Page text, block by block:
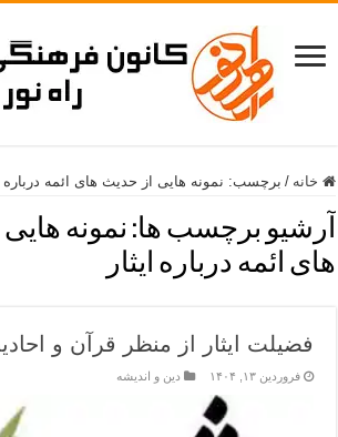
خانه / برچسب: نمونه هایی از حدیث های ائمه درباره
آرشیو برچسب ها: نمونه
های ائمه درباره ایثار
فضیلت ایثار از منظر قرآن و
فروردین ۱۳, ۱۴۰۴ دین و اندیشه